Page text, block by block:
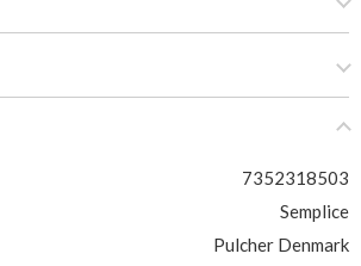
7352318503
Semplice
Pulcher Denmark